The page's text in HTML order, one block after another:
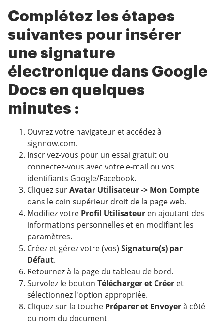
Complétez les étapes
suivantes pour insérer
une signature
électronique dans Google
Docs en quelques
minutes :
Ouvrez votre navigateur et accédez à
signnow.com.
Inscrivez-vous pour un essai gratuit ou
connectez-vous avec votre e-mail ou vos
identifiants Google/Facebook.
Cliquez surAvatar Utilisateur -> Mon Compte
dans le coin supérieur droit de la page web.
Modifiez votre Profil Utilisateur en ajoutant des
informations personnelles et en modifiant les
paramètres.
Créez et gérez votre (vos) Signature(s) par
Défaut.
Retournez à la page du tableau de bord.
Survolez le bouton Télécharger et Créer et
sélectionnez l'option appropriée.
Cliquez sur la touche Préparer et Envoyerà côté
du nom du document.